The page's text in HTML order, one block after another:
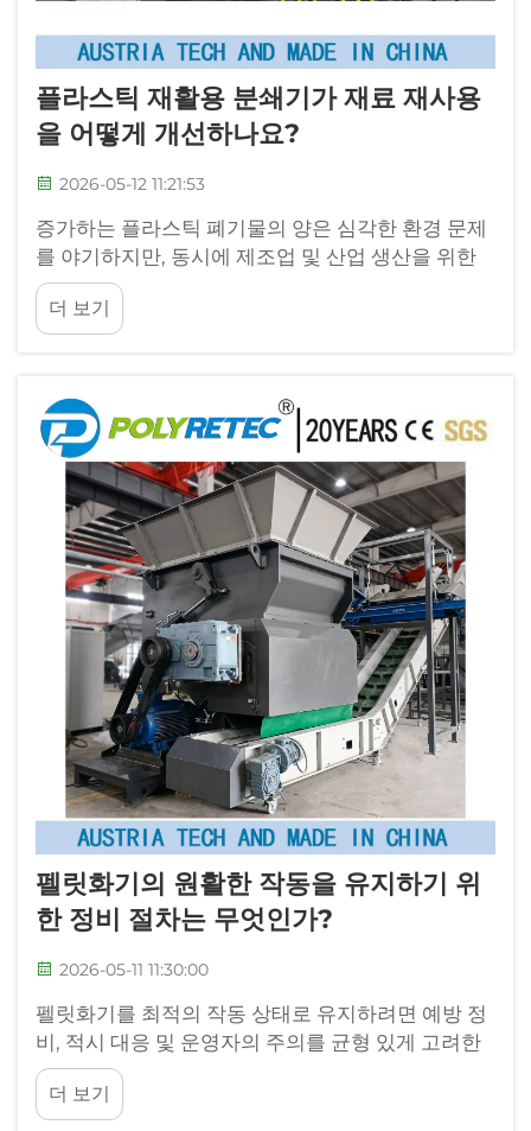
플라스틱 재활용 분쇄기가 재료 재사용
을 어떻게 개선하나요?
2026-05-12 11:21:53
증가하는 플라스틱 폐기물의 양은 심각한 환경 문제
를 야기하지만, 동시에 제조업 및 산업 생산을 위한
아직 활용되지 않은 자원이기도 합니다. 플라스틱 재
활용 분쇄기는 폐기된 플라스틱을 ...로 전환하는 데
있어 핵심적인 첫 단계입니다.
더 보기
펠릿화기의 원활한 작동을 유지하기 위
한 정비 절차는 무엇인가?
2026-05-11 11:30:00
펠릿화기를 최적의 작동 상태로 유지하려면 예방 정
비, 적시 대응 및 운영자의 주의를 균형 있게 고려한
체계적인 접근이 필요합니다. 펠릿화기는 폴리머 가
공 시설에서 핵심 구성 요소로서, 폴리머를...
더 보기